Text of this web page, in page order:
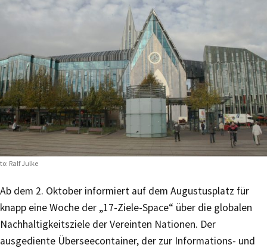
Ralf Julke
Ab dem 2. Oktober informiert auf dem Augustusplatz für
knapp eine Woche der „17-Ziele-Space“ über die globalen
Nachhaltigkeitsziele der Vereinten Nationen. Der
ausgediente Überseecontainer, der zur Informations- und